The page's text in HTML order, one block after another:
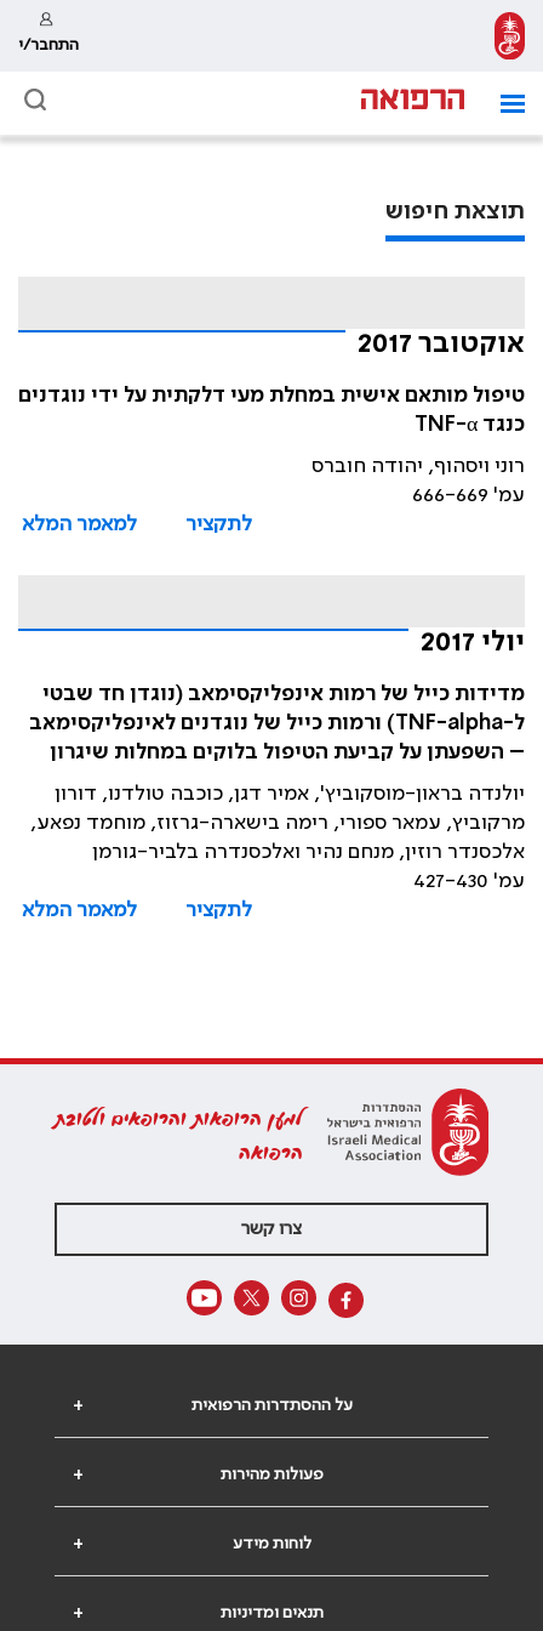
התחבר/י
תוצאת חיפוש
אוקטובר 2017
טיפול מותאם אישית במחלת מעי דלקתית על ידי נוגדנים
כנגד TNF-α
רוני ויסהוף, יהודה חוברס
עמ' 666-669
לתקציר
למאמר המלא
יולי 2017
מדידות כייל של רמות אינפליקסימאב (נוגדן חד שבטי
ל-TNF-alpha) ורמות כייל של נוגדנים לאינפליקסימאב
– השפעתן על קביעת הטיפול בלוקים במחלות שיגרון
יולנדה בראון-מוסקוביץ', אמיר דגן, כוכבה טולדנו, דורון
מרקוביץ, עמאר ספורי, רימה בישארה-גרזוז, מוחמד נפאע,
אלכסנדר רוזין, מנחם נהיר ואלכסנדרה בלביר-גורמן
עמ' 427-430
לתקציר
למאמר המלא
למען הרופאות והרופאים ולטובת
הרפואה
צרו קשר
+ על ההסתדרות הרפואית
+ פעולות מהירות
+ לוחות מידע
+ תנאים ומדיניות